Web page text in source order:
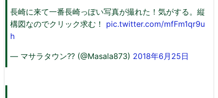
長崎に来て一番長崎っぽい写真が撮れた！気がする。縦
構図なのでクリック求む！ pic.twitter.com/mfFm1qr9u
h
— マサラタウン?? (@Masala873) 2018年6月25日